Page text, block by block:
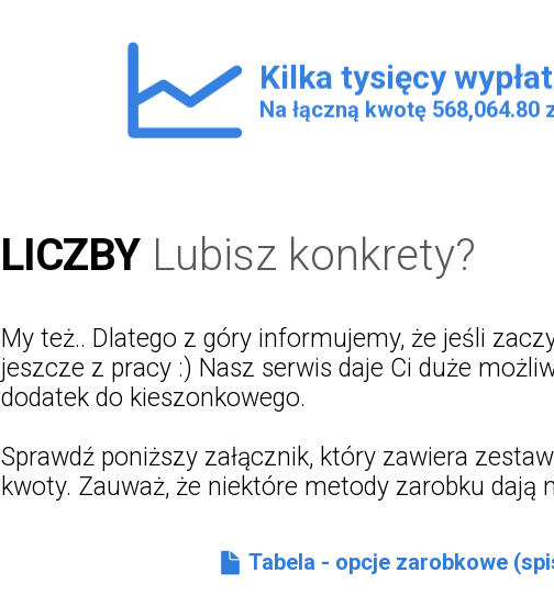
Kilka tysięcy
Na łączną kwotę 571,376.59
LICZBY Lubisz konkrety?
My też.. Dlatego z góry informujemy, że jeśli
jeszcze z pracy :) Nasz serwis daje Ci duże
dodatek do kieszonkowego.
Sprawdź poniższy załącznik, który zawiera
kwoty. Zauważ, że niektóre metody zarobku dają
Tabela - opcje zarobkowe